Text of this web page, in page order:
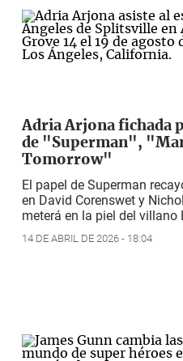
Adria Arjona fichada
de "Superman",
Tomorrow"
El papel de Superman
en David Corenswet y
meterá en la piel del villano
14 DE ABRIL DE 2026 - 18:04